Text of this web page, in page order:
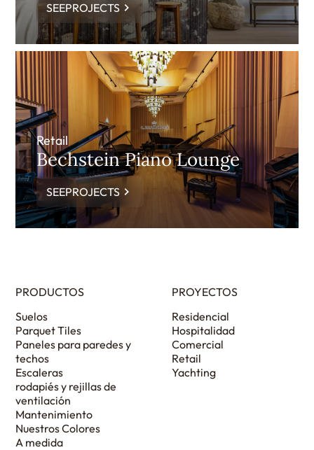
SEEPROJECTS
Retail
Bechstein Piano Lounge
SEEPROJECTS
PRODUCTOS
Suelos
Parquet Tiles
Paneles para paredes y
techos
Escaleras
rodapiés y rejillas de
ventilación
Mantenimiento
Nuestros Colores
A medida
PROYECTOS
Residencial
Hospitalidad
Comercial
Retail
Yachting